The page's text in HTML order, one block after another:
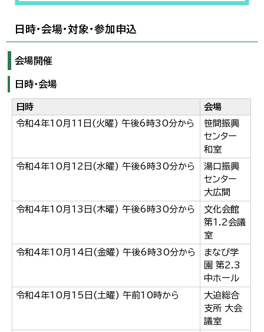
日時・会場・対象・参加申込
会場開催
日時・会場
日時
会場
令和4年10月11日(火曜) 午後6時30分から
笹間振興
センター
和室
令和4年10月12日(水曜) 午後6時30分から
湯口振興
センター
大広間
令和4年10月13日(木曜) 午後6時30分から
文化会館
第1.2会議
室
令和4年10月14日(金曜) 午後6時30分から
まなび学
園 第2.3
中ホール
令和4年10月15日(土曜) 午前10時から
大迫総合
支所 大会
議室